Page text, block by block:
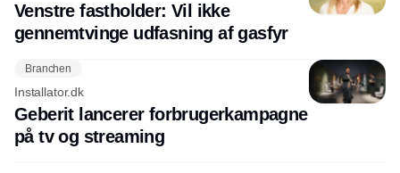
Venstre fastholder: Vil ikke
gennemtvinge udfasning af gasfyr
Branchen
Installator.dk
Geberit lancerer forbrugerkampagne
på tv og streaming